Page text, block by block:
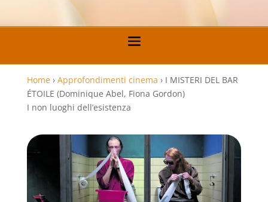
Home › Approfondimenti cinema › I MISTERI DEL BAR
ÉTOILE (Dominique Abel, Fiona Gordon)
I non luoghi dell’esistenza